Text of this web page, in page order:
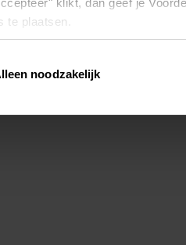
klikt, dan geef je
te plaatsen.
instellingen" kun je ook zelf
onscookiebeleid.
noodzakelijk